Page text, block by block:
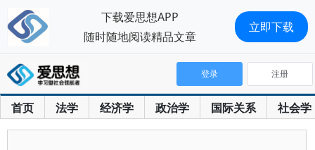
首页 法学 经济学 政治学 国际关系 社会学
登录 注册
下载爱思想APP
随时随地阅读精品文章
立即下载